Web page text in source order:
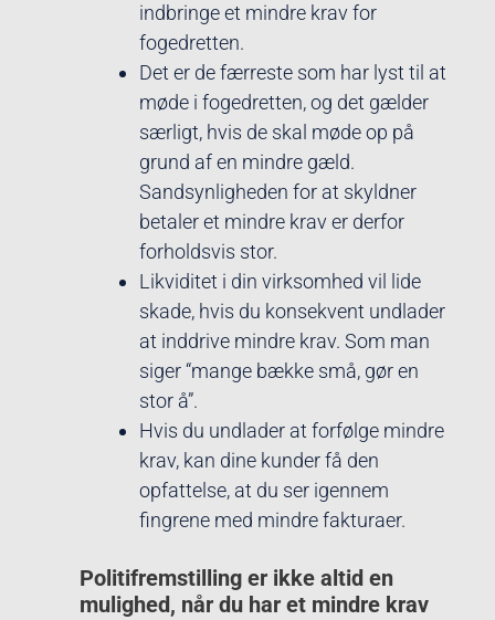
indbringe et mindre krav for
fogedretten.
Det er de færreste som har lyst til at
møde i fogedretten, og det gælder
særligt, hvis de skal møde op på
grund af en mindre gæld.
Sandsynligheden for at skyldner
betaler et mindre krav er derfor
forholdsvis stor.
Likviditet i din virksomhed vil lide
skade, hvis du konsekvent undlader
at inddrive mindre krav. Som man
siger “mange bække små, gør en
stor å”.
Hvis du undlader at forfølge mindre
krav, kan dine kunder få den
opfattelse, at du ser igennem
fingrene med mindre fakturaer.
Politifremstilling er ikke altid en
mulighed, når du har et mindre krav